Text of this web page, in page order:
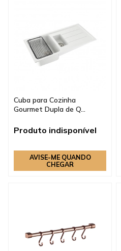
Cuba para Cozinha
Gourmet Dupla de Q...
Produto indisponível
AVISE-ME QUANDO
CHEGAR